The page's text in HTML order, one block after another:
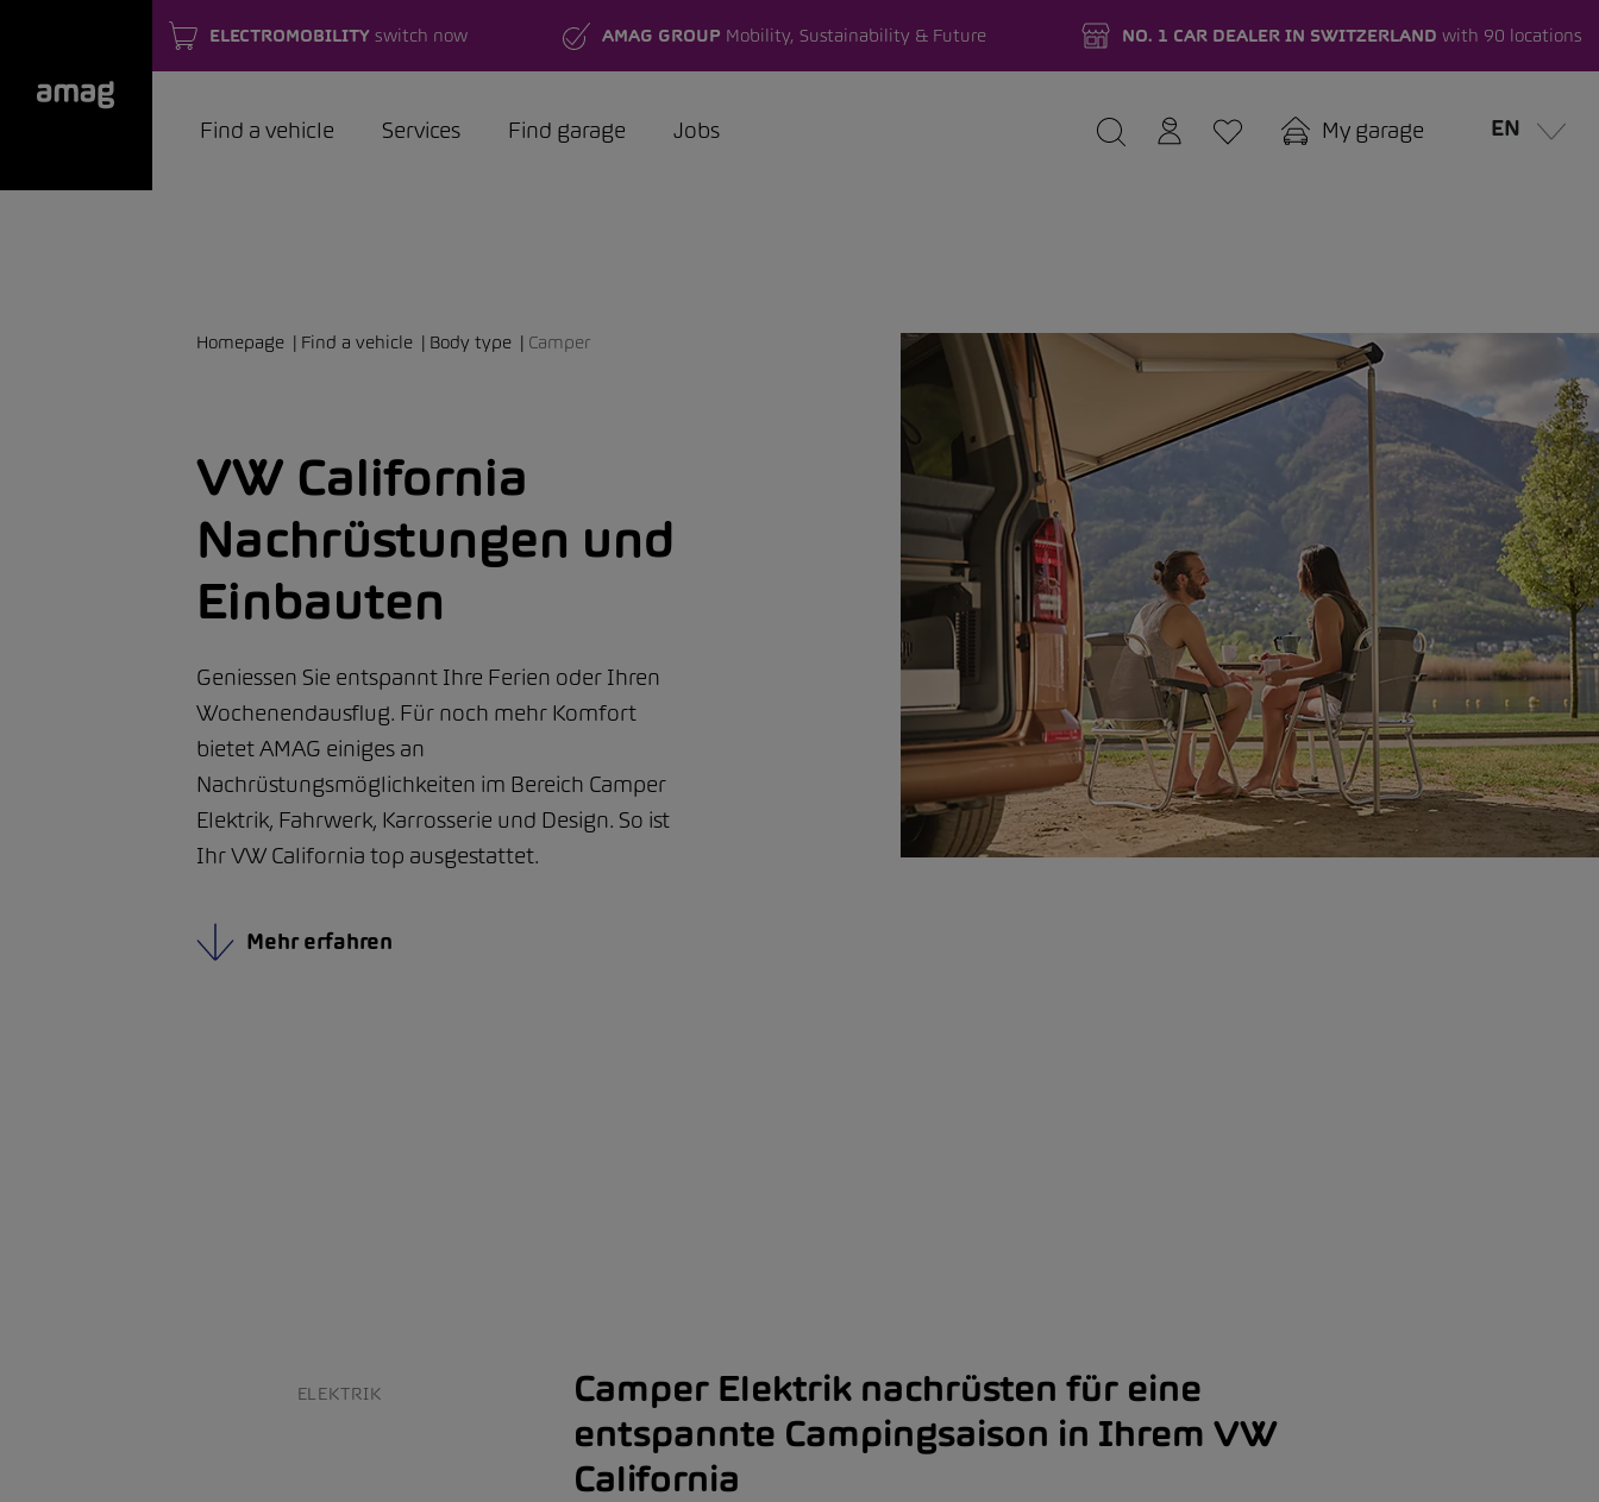
ELECTROMOBILITY switch now AMAG GROUP Mobility, Sustainability & Future NO. 1 CAR DEALER IN SWITZERLAND with 90 locations
Find a vehicle Services Find garage Jobs My garage EN
Homepage Find a vehicle Body type Camper
VW California
Nachrüstungen und
Einbauten
Geniessen Sie entspannt Ihre Ferien oder Ihren
Wochenendausflug. Für noch mehr Komfort
bietet AMAG einiges an
Nachrüstungsmöglichkeiten im Bereich Camper
Elektrik, Fahrwerk, Karrosserie und Design. So ist
Ihr VW California top ausgestattet.
Mehr erfahren
ELEKTRIK
Camper Elektrik nachrüsten für eine
entspannte Campingsaison in Ihrem VW
California